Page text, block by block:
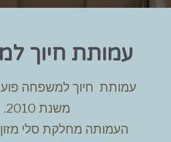
עמותת חיוך
עמותת חיוך למשפחה
משנת 2010.
העמותה מחלקת סלי